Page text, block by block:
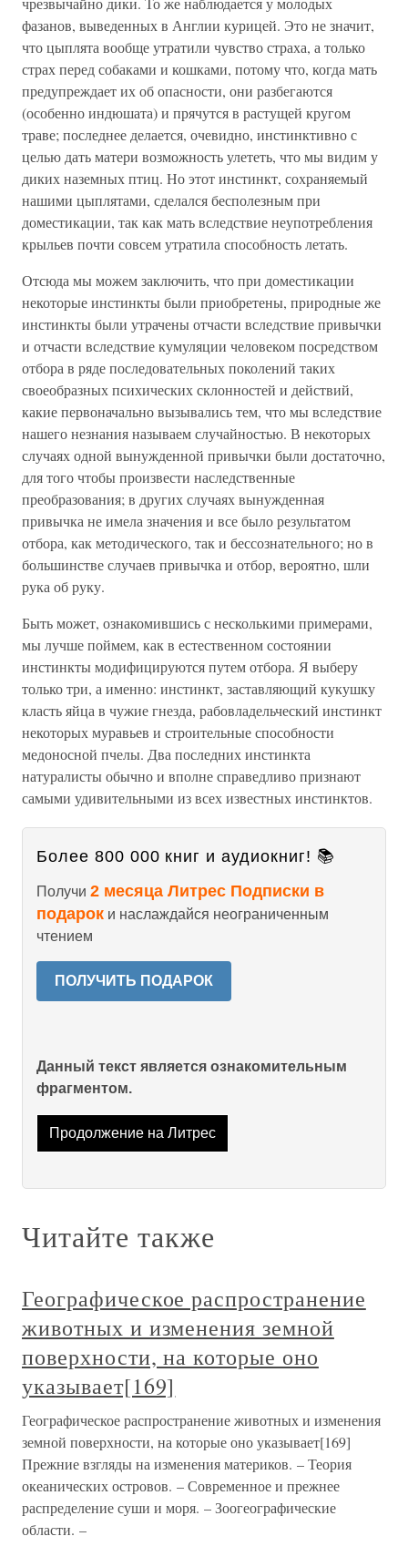
фазанов, выведенных в Англии курицей. Это не значит,
что цыплята вообще утратили чувство страха, а только
страх перед собаками и кошками, потому что, когда мать
предупреждает их об опасности, они разбегаются
(особенно индюшата) и прячутся в растущей кругом
траве; последнее делается, очевидно, инстинктивно с
целью дать матери возможность улететь, что мы видим у
диких наземных птиц. Но этот инстинкт, сохраняемый
нашими цыплятами, сделался бесполезным при
доместикации, так как мать вследствие неупотребления
крыльев почти совсем утратила способность летать.
Отсюда мы можем заключить, что при доместикации
некоторые инстинкты были приобретены, природные же
инстинкты были утрачены отчасти вследствие привычки
и отчасти вследствие кумуляции человеком посредством
отбора в ряде последовательных поколений таких
своеобразных психических склонностей и действий,
какие первоначально вызывались тем, что мы вследствие
нашего незнания называем случайностью. В некоторых
случаях одной вынужденной привычки были достаточно,
для того чтобы произвести наследственные
преобразования; в других случаях вынужденная
привычка не имела значения и все было результатом
отбора, как методического, так и бессознательного; но в
большинстве случаев привычка и отбор, вероятно, шли
рука об руку.
Быть может, ознакомившись с несколькими примерами,
мы лучше поймем, как в естественном состоянии
инстинкты модифицируются путем отбора. Я выберу
только три, а именно: инстинкт, заставляющий кукушку
класть яйца в чужие гнезда, рабовладельческий инстинкт
некоторых муравьев и строительные способности
медоносной пчелы. Два последних инстинкта
натуралисты обычно и вполне справедливо признают
самыми удивительными из всех известных инстинктов.
Более 800 000 книг и аудиокниг! 📚
Получи 2 месяца Литрес Подписки в
подарок и наслаждайся неограниченным
чтением
ПОЛУЧИТЬ ПОДАРОК
Данный текст является ознакомительным
фрагментом.
Продолжение на Литрес
Читайте также
Географическое распространение
животных и изменения земной
поверхности, на которые оно
указывает[169]
Географическое распространение животных и изменения
земной поверхности, на которые оно указывает[169]
Прежние взгляды на изменения материков. – Теория
океанических островов. – Современное и прежнее
распределение суши и моря. – Зоогеографические
области. –